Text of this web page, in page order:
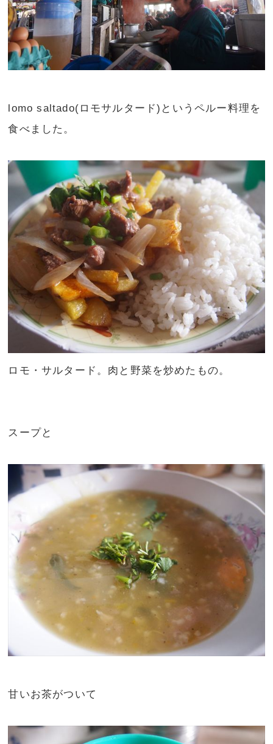
lomo saltado(ロモサルタード)というペルー料理を
食べました。
ロモ・サルタード。肉と野菜を炒めたもの。
スープと
甘いお茶がついて